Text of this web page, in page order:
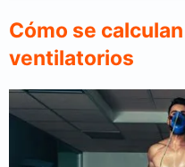
Cómo se
ventilatorios